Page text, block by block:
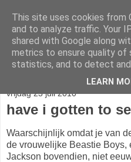
stereo
vrijdag 23 juli 2010
have i gotten to
Waarschijnlijk omdat je van
de vrouwelijke Beastie Boys,
Jackson bovendien, niet
This site uses cookies from
and to analyze traffic. Your
shared with Google along
metrics to ensure quality of
statistics, and to detect and
LEARN